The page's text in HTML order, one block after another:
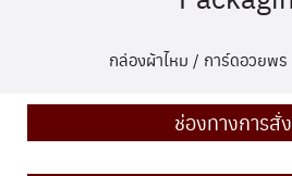
กล่องผ้าไหม / การ์ดอวยพร
ช่องทางการสั่